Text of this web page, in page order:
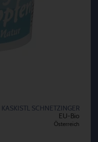
KASKISTL SCHNETZINGER
EU-Bio
Österreich